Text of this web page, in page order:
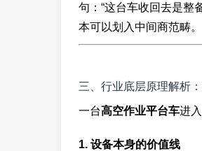
句：“这台车收回去是整
本可以划入中间商范畴。
三、行业底层原理解析
一台高空作业平台车进
1. 设备本身的价值线